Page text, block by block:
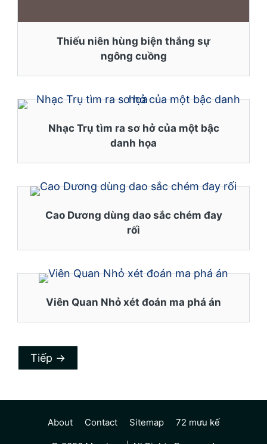
Thiếu niên hùng biện thắng sự
ngông cuồng
Nhạc Trụ tìm ra sơ hở của một bậc
danh họa
Cao Dương dùng dao sắc chém đay
rối
Viên Quan Nhỏ xét đoán ma phá án
Tiếp →
About Contact Sitemap 72 mưu kế